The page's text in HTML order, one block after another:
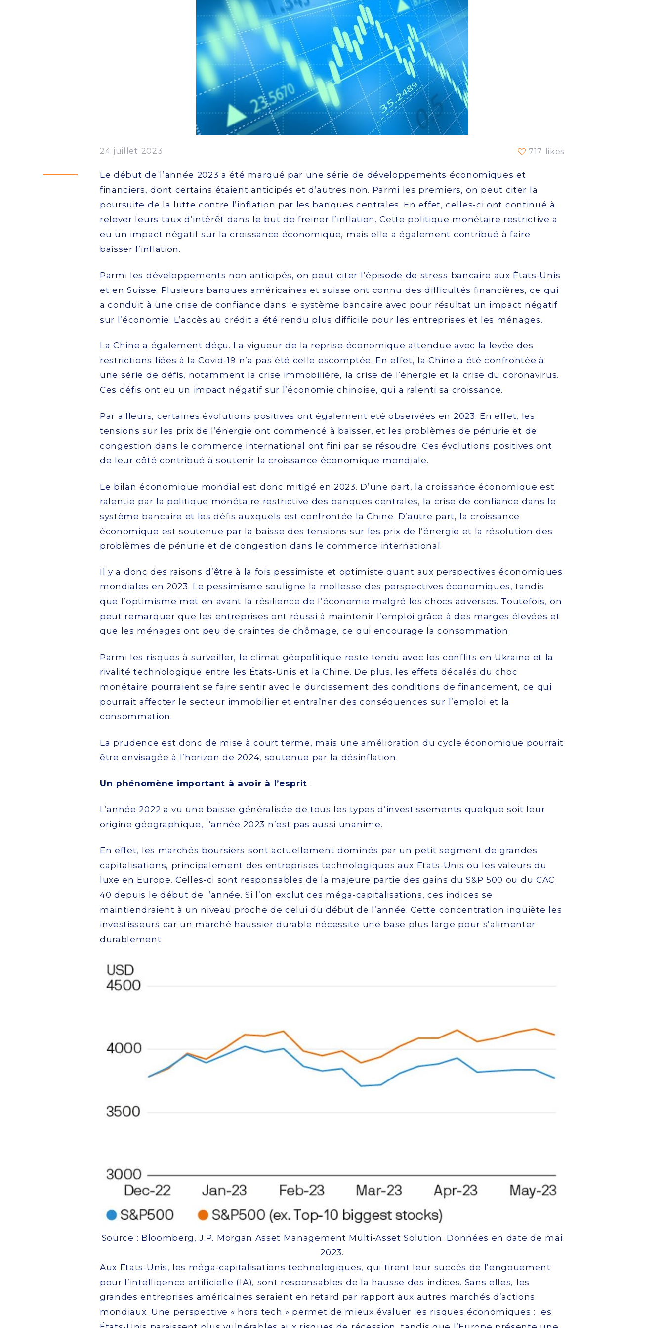
24 juillet 2023 717 likes
Le début de l’année 2023 a été marqué par une série de développements économiques et
financiers, dont certains étaient anticipés et d’autres non. Parmi les premiers, on peut citer la
poursuite de la lutte contre l’inflation par les banques centrales. En effet, celles-ci ont continué à
relever leurs taux d’intérêt dans le but de freiner l’inflation. Cette politique monétaire restrictive a
eu un impact négatif sur la croissance économique, mais elle a également contribué à faire
baisser l’inflation.
Parmi les développements non anticipés, on peut citer l’épisode de stress bancaire aux États-Unis
et en Suisse. Plusieurs banques américaines et suisse ont connu des difficultés financières, ce qui
a conduit à une crise de confiance dans le système bancaire avec pour résultat un impact négatif
sur l’économie. L’accès au crédit a été rendu plus difficile pour les entreprises et les ménages.
La Chine a également déçu. La vigueur de la reprise économique attendue avec la levée des
restrictions liées à la Covid-19 n’a pas été celle escomptée. En effet, la Chine a été confrontée à
une série de défis, notamment la crise immobilière, la crise de l’énergie et la crise du coronavirus.
Ces défis ont eu un impact négatif sur l’économie chinoise, qui a ralenti sa croissance.
Par ailleurs, certaines évolutions positives ont également été observées en 2023. En effet, les
tensions sur les prix de l’énergie ont commencé à baisser, et les problèmes de pénurie et de
congestion dans le commerce international ont fini par se résoudre. Ces évolutions positives ont
de leur côté contribué à soutenir la croissance économique mondiale.
Le bilan économique mondial est donc mitigé en 2023. D’une part, la croissance économique est
ralentie par la politique monétaire restrictive des banques centrales, la crise de confiance dans le
système bancaire et les défis auxquels est confrontée la Chine. D’autre part, la croissance
économique est soutenue par la baisse des tensions sur les prix de l’énergie et la résolution des
problèmes de pénurie et de congestion dans le commerce international.
Il y a donc des raisons d’être à la fois pessimiste et optimiste quant aux perspectives économiques
mondiales en 2023. Le pessimisme souligne la mollesse des perspectives économiques, tandis
que l’optimisme met en avant la résilience de l’économie malgré les chocs adverses. Toutefois, on
peut remarquer que les entreprises ont réussi à maintenir l’emploi grâce à des marges élevées et
que les ménages ont peu de craintes de chômage, ce qui encourage la consommation.
Parmi les risques à surveiller, le climat géopolitique reste tendu avec les conflits en Ukraine et la
rivalité technologique entre les États-Unis et la Chine. De plus, les effets décalés du choc
monétaire pourraient se faire sentir avec le durcissement des conditions de financement, ce qui
pourrait affecter le secteur immobilier et entraîner des conséquences sur l’emploi et la
consommation.
La prudence est donc de mise à court terme, mais une amélioration du cycle économique pourrait
être envisagée à l’horizon de 2024, soutenue par la désinflation.
Un phénomène important à avoir à l’esprit :
L’année 2022 a vu une baisse généralisée de tous les types d’investissements quelque soit leur
origine géographique, l’année 2023 n’est pas aussi unanime.
En effet, les marchés boursiers sont actuellement dominés par un petit segment de grandes
capitalisations, principalement des entreprises technologiques aux Etats-Unis ou les valeurs du
luxe en Europe. Celles-ci sont responsables de la majeure partie des gains du S&P 500 ou du CAC
40 depuis le début de l’année. Si l’on exclut ces méga-capitalisations, ces indices se
maintiendraient à un niveau proche de celui du début de l’année. Cette concentration inquiète les
investisseurs car un marché haussier durable nécessite une base plus large pour s’alimenter
durablement.
Source : Bloomberg, J.P. Morgan Asset Management Multi-Asset Solution. Données en date de mai
2023.
Aux Etats-Unis, les méga-capitalisations technologiques, qui tirent leur succès de l’engouement
pour l’intelligence artificielle (IA), sont responsables de la hausse des indices. Sans elles, les
grandes entreprises américaines seraient en retard par rapport aux autres marchés d’actions
mondiaux. Une perspective « hors tech » permet de mieux évaluer les risques économiques : les